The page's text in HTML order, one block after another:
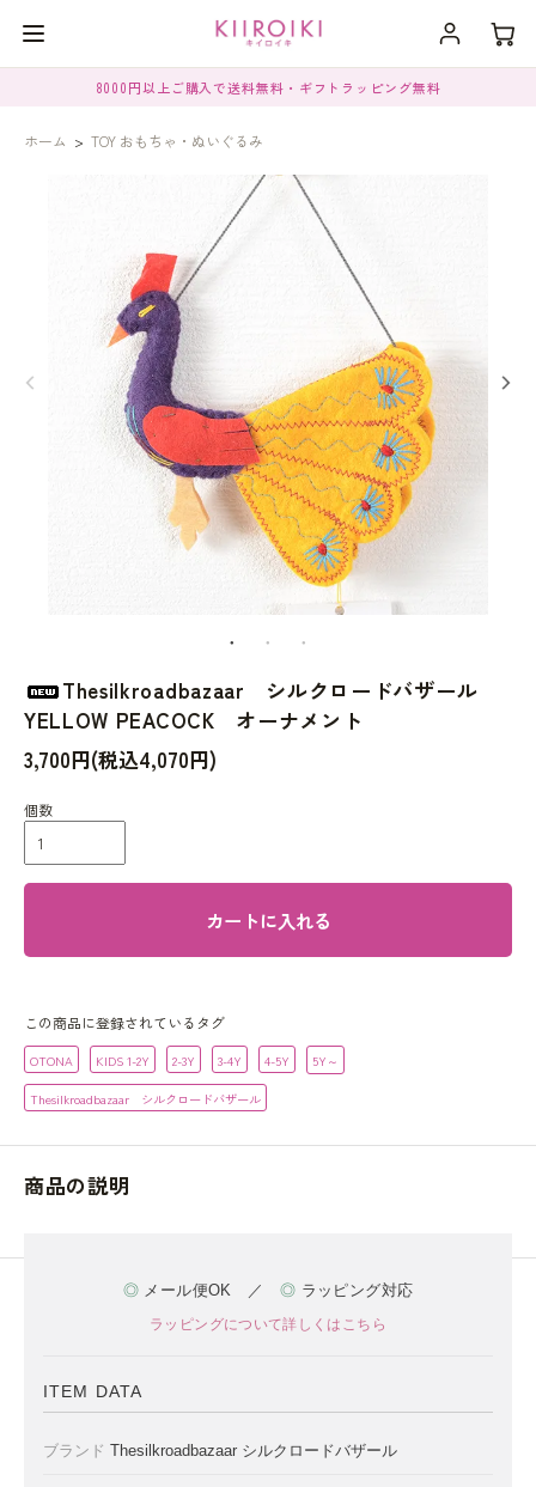
8000円以上ご購入で送料無料・ギフトラッピング無料
ホーム > TOY おもちゃ・ぬいぐるみ
Thesilkroadbazaar シルクロードバザール
YELLOW PEACOCK オーナメント
3,700円(税込4,070円)
個数
カートに入れる
この商品に登録されているタグ
OTONA KIDS 1-2Y 2-3Y 3-4Y 4-5Y 5Y～
Thesilkroadbazaar シルクロードバザール
商品の説明
◎メール便OK ／ ◎ ラッピング対応
ラッピングについて詳しくはこちら
ITEM DATA
ブランド Thesilkroadbazaar シルクロードバザール